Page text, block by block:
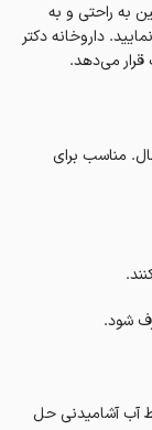
به راحتی و به
داروخانه‌ دکتر
قرار می‌دهد.
مناسب برای
تقریبا ۴ لیوان متوسط آب آشامیدنی حل